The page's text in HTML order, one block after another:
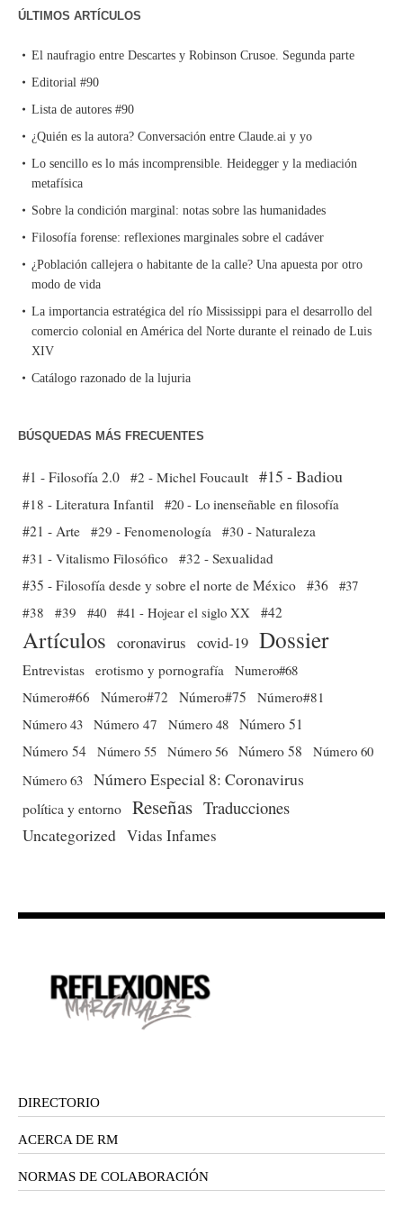
ÚLTIMOS ARTÍCULOS
El naufragio entre Descartes y Robinson Crusoe. Segunda parte
Editorial #90
Lista de autores #90
¿Quién es la autora? Conversación entre Claude.ai y yo
Lo sencillo es lo más incomprensible. Heidegger y la mediación
metafísica
Sobre la condición marginal: notas sobre las humanidades
Filosofía forense: reflexiones marginales sobre el cadáver
¿Población callejera o habitante de la calle? Una apuesta por otro
modo de vida
La importancia estratégica del río Mississippi para el desarrollo del
comercio colonial en América del Norte durante el reinado de Luis
XIV
Catálogo razonado de la lujuria
BÚSQUEDAS MÁS FRECUENTES
#1 - Filosofía 2.0 #2 - Michel Foucault #15 - Badiou
#18 - Literatura Infantil #20 - Lo inenseñable en filosofía
#21 - Arte #29 - Fenomenología
#30 - Naturaleza
#31 - Vitalismo Filosófico
#32 - Sexualidad
#35 - Filosofía desde y sobre el norte de México #36 #37
#38
#39 #40 #41 - Hojear el siglo XX #42
Artículos coronavirus covid-19 Dossier
Entrevistas erotismo y pornografía
Numero#68
Número#66
Número#72 Número#75
Número#81
Número 43 Número 47 Número 48 Número 51
Número 54 Número 55 Número 56 Número 58
Número 60
Número 63 Número Especial 8: Coronavirus
política y entorno Reseñas Traducciones
Uncategorized Vidas Infames
DIRECTORIO
ACERCA DE RM
NORMAS DE COLABORACIÓN